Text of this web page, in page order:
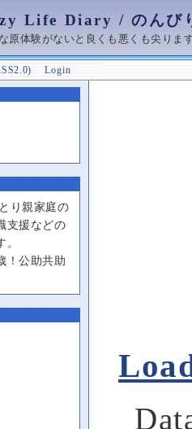
Life Diary / のんび
原体験がないと良くも悪くも尖りま
2.0 ) Login
り親家庭の
支援などの
！公助共助